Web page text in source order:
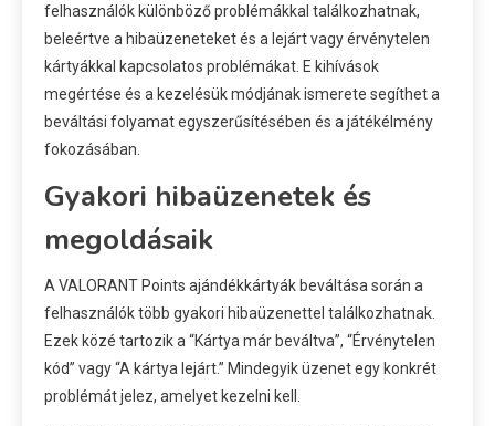
felhasználók különböző problémákkal találkozhatnak,
beleértve a hibaüzeneteket és a lejárt vagy érvénytelen
kártyákkal kapcsolatos problémákat. E kihívások
megértése és a kezelésük módjának ismerete segíthet a
beváltási folyamat egyszerűsítésében és a játékélmény
fokozásában.
Gyakori hibaüzenetek és
megoldásaik
A VALORANT Points ajándékkártyák beváltása során a
felhasználók több gyakori hibaüzenettel találkozhatnak.
Ezek közé tartozik a “Kártya már beváltva”, “Érvénytelen
kód” vagy “A kártya lejárt.” Mindegyik üzenet egy konkrét
problémát jelez, amelyet kezelni kell.